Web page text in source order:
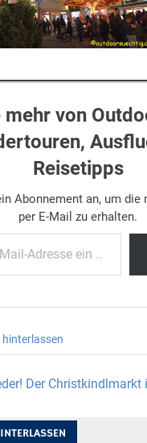
mehr von
Reisetipps
Abonnement an, um die
per E-Mail zu erhalten.
Der Christkindlmarkt